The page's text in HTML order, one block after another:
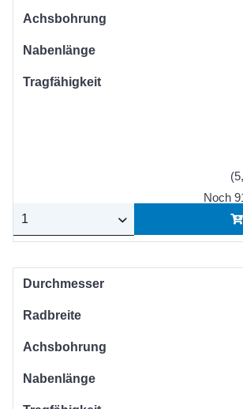
Achsbohrung
Nabenlänge
Tragfähigkeit
Noch
Durchmesser
Radbreite
Achsbohrung
Nabenlänge